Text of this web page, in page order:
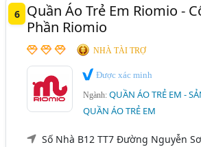
6
Quần Áo Trẻ Em Riomio -
Phần Riomio
NHÀ TÀI TRỢ
Được xác minh
Ngành:QUẦN ÁO TRẺ EM -
QUẦN ÁO TRẺ EM
Số Nhà B12 TT7 Đường Nguyễn